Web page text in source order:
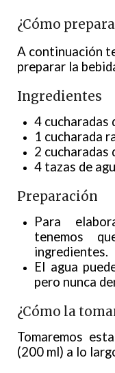
¿Cómo
A continuación
preparar la
Ingredientes
4 cucharadas
1 cucharada
2 cucharadas
4 tazas de
Preparación
Para
tenemos
ingredientes.
El agua
pero nunca
¿Cómo la
Tomaremos
(200 ml) a lo